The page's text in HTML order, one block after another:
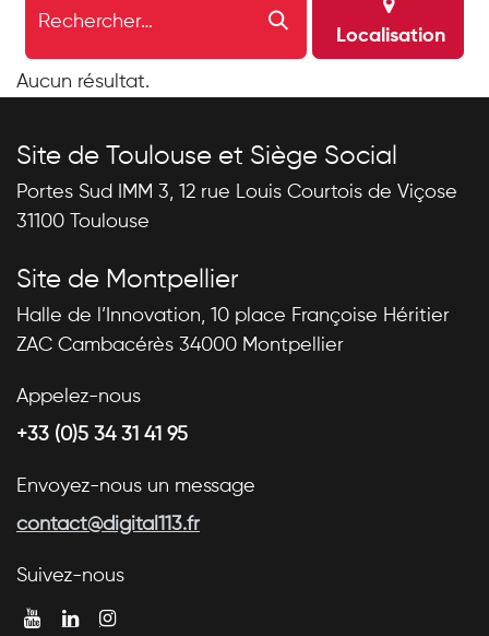
Localisation
Aucun résultat.
Site de Toulouse et Siège Social
Portes Sud IMM 3, 12 rue Louis Courtois de Viçose
31100 Toulouse
Site de Montpellier
Halle de l’Innovation, 10 place Françoise Héritier
ZAC Cambacérès 34000 Montpellier
Appelez-nous
+33 (0)5 34 31 41 95
Envoyez-nous un message
contact@digital113.fr
Suivez-nous